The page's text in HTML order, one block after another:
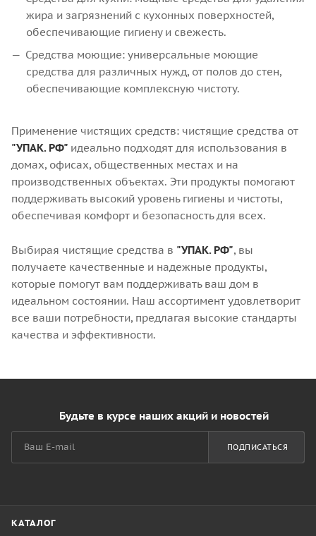
жира и загрязнений с кухонных поверхностей,
обеспечивающие гигиену и свежесть.
Средства моющие: универсальные моющие
средства для различных нужд, от полов до стен,
обеспечивающие комплексную чистоту.
Применение чистящих средств: чистящие средства от
"УПАК. РФ" идеально подходят для использования в
домах, офисах, общественных местах и на
производственных объектах. Эти продукты помогают
поддерживать высокий уровень гигиены и чистоты,
обеспечивая комфорт и безопасность для всех.
Выбирая чистящие средства в "УПАК. РФ", вы
получаете качественные и надежные продукты,
которые помогут вам поддерживать ваш дом в
идеальном состоянии. Наш ассортимент удовлетворит
все ваши потребности, предлагая высокие стандарты
качества и эффективности.
Будьте в курсе наших акций и новостей
ПОДПИСАТЬСЯ
КАТАЛОГ